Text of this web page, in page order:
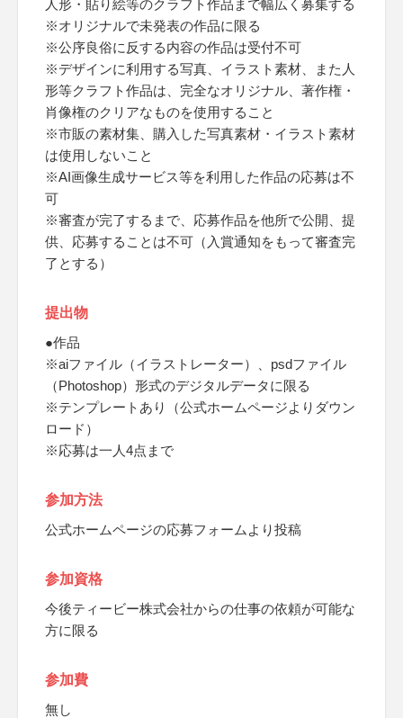
人形・貼り絵等のクラフト作品まで幅広く募集する
※オリジナルで未発表の作品に限る
※公序良俗に反する内容の作品は受付不可
※デザインに利用する写真、イラスト素材、また人
形等クラフト作品は、完全なオリジナル、著作権・
肖像権のクリアなものを使用すること
※市販の素材集、購入した写真素材・イラスト素材
は使用しないこと
※AI画像生成サービス等を利用した作品の応募は不
可
※審査が完了するまで、応募作品を他所で公開、提
供、応募することは不可（入賞通知をもって審査完
了とする）
提出物
●作品
※aiファイル（イラストレーター）、psdファイル
（Photoshop）形式のデジタルデータに限る
※テンプレートあり（公式ホームページよりダウン
ロード）
※応募は一人4点まで
参加方法
公式ホームページの応募フォームより投稿
参加資格
今後ティービー株式会社からの仕事の依頼が可能な
方に限る
参加費
無し